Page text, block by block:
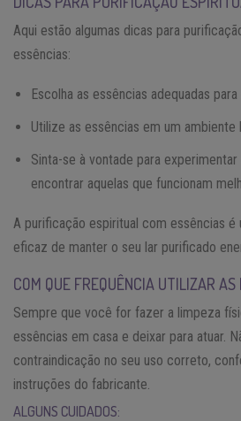
Aqui estão algumas dicas para
essências:
Escolha as essências adequadas
Utilize as essências em um ambiente
Sinta-se à vontade para
encontrar aquelas que funcionam
A purificação espiritual com essências é
eficaz de manter o seu lar purificado
COM QUE FREQUÊNCIA UTILIZAR AS
Sempre que você for fazer a limpeza
essências em casa e deixar para atuar.
contraindicação no seu uso correto,
instruções do fabricante.
ALGUNS CUIDADOS: